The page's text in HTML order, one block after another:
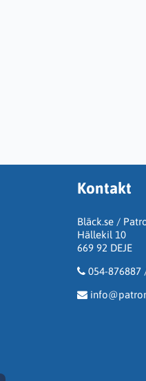
Kontakt
Bläck.se /
Hällekil 10
669 92 DEJE
054-876887